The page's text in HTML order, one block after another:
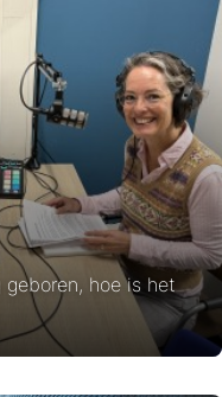
hoe is het